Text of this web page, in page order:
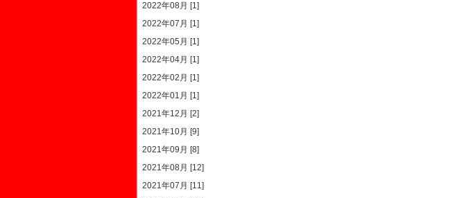
2022年08月 [1]
2022年07月 [1]
2022年05月 [1]
2022年04月 [1]
2022年02月 [1]
2022年01月 [1]
2021年12月 [2]
2021年10月 [9]
2021年09月 [8]
2021年08月 [12]
2021年07月 [11]